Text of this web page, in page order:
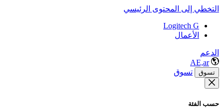
التخطي إلى المحتوى الرئيسي
Logitech G
الأعمال
الدعم
AE,ar
تسوق تسوق
حسب الفئة